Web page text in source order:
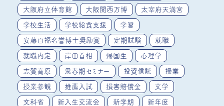
大阪府立体育館 大阪関西万博 太宰府天満宮
学校生活 学校給食支援 学習
安藤百福名誉博士奨励賞 定期試験 就職
就職内定 岸田首相 帰国生 心理学
志賀高原 思春期セミナー 投資信託 授業
授業参観 推薦入試 損害賠償金 文学
文科省 新入生交流会 新学期 新年度